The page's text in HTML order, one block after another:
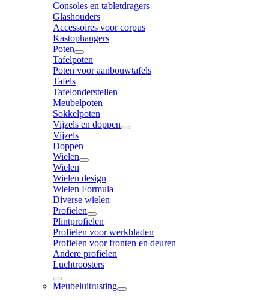
Consoles en tabletdragers
Glashouders
Accessoires voor corpus
Kastophangers
Poten
Tafelpoten
Poten voor aanbouwtafels
Tafels
Tafelonderstellen
Meubelpoten
Sokkelpoten
Vijzels en doppen
Vijzels
Doppen
Wielen
Wielen
Wielen design
Wielen Formula
Diverse wielen
Profielen
Plintprofielen
Profielen voor werkbladen
Profielen voor fronten en deuren
Andere profielen
Luchtroosters
Meubeluitrusting